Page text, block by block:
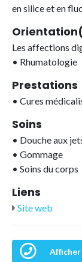
en silice et en
Les affections
• Rhumatologie
Prestations
• Cures
Soins
• Douche aux
• Gommage
• Soins du corps
Liens
Site web